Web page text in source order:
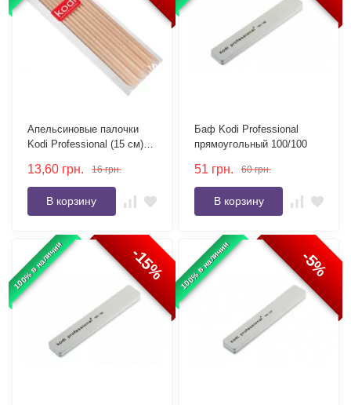
Апельсиновые палочки
Kodi Professional (15 см)
13,60 грн. 16 грн.
В корзину
Баф Kodi Professional
прямоугольный 100/100
51 грн. 60 грн.
В корзину
100% в наличии -15% 100% в наличии -5%